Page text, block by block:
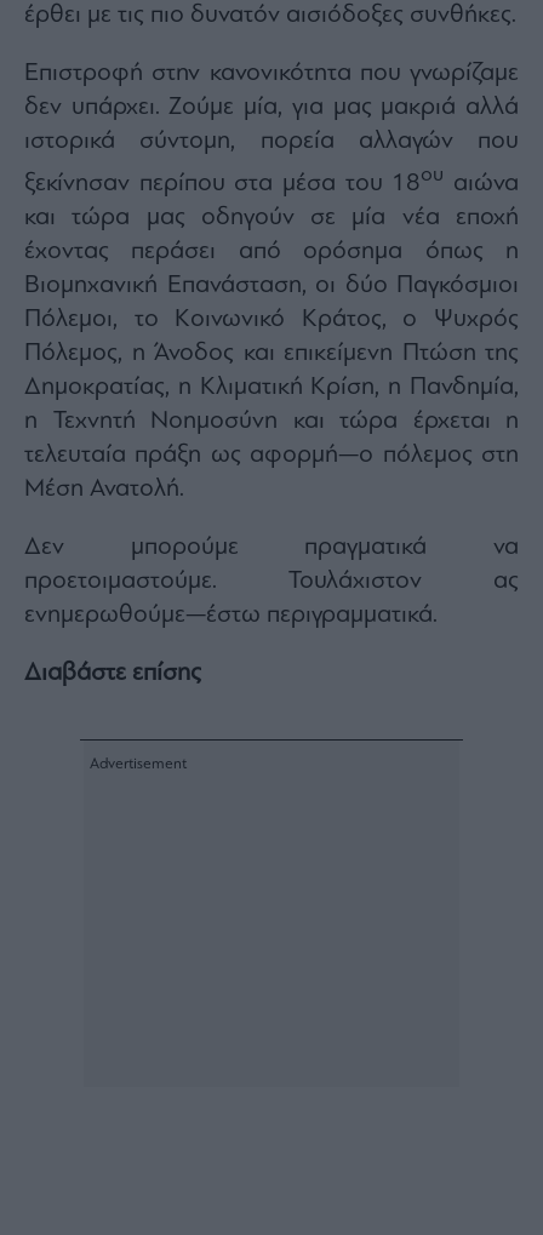
έρθει με τις πιο δυνατόν αισιόδοξες συνθήκες.
Επιστροφή στην κανονικότητα που γνωρίζαμε
δεν υπάρχει. Ζούμε μία, για μας μακριά αλλά
ιστορικά σύντομη, πορεία αλλαγών που
ξεκίνησαν περίπου στα μέσα του 18ου αιώνα
και τώρα μας οδηγούν σε μία νέα εποχή
έχοντας περάσει από ορόσημα όπως η
Βιομηχανική Επανάσταση, οι δύο Παγκόσμιοι
Πόλεμοι, το Κοινωνικό Κράτος, ο Ψυχρός
Πόλεμος, η Άνοδος και επικείμενη Πτώση της
Δημοκρατίας, η Κλιματική Κρίση, η Πανδημία,
η Τεχνητή Νοημοσύνη και τώρα έρχεται η
τελευταία πράξη ως αφορμή—ο πόλεμος στη
Μέση Ανατολή.
Δεν μπορούμε πραγματικά να
προετοιμαστούμε. Τουλάχιστον ας
ενημερωθούμε—έστω περιγραμματικά.
Διαβάστε επίσης